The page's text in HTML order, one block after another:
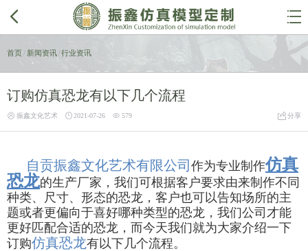
 
首页 新闻资讯/行业资讯
订购仿真恐龙有以下几个流程
 振鑫文化艺术  2021-07-26  579 分享
自贡振鑫文化艺术有限公司作为专业制作仿真
恐龙的生产厂家，我们可根据客户要求由来制作不同
种类、尺寸、形态的恐龙，客户也可以告知场所的主
题或者更偏向于喜好哪种类型的恐龙，我们公司才能
更好匹配合适的恐龙，而今天我们就为大家介绍一下
订购仿真恐龙有以下几个流程。